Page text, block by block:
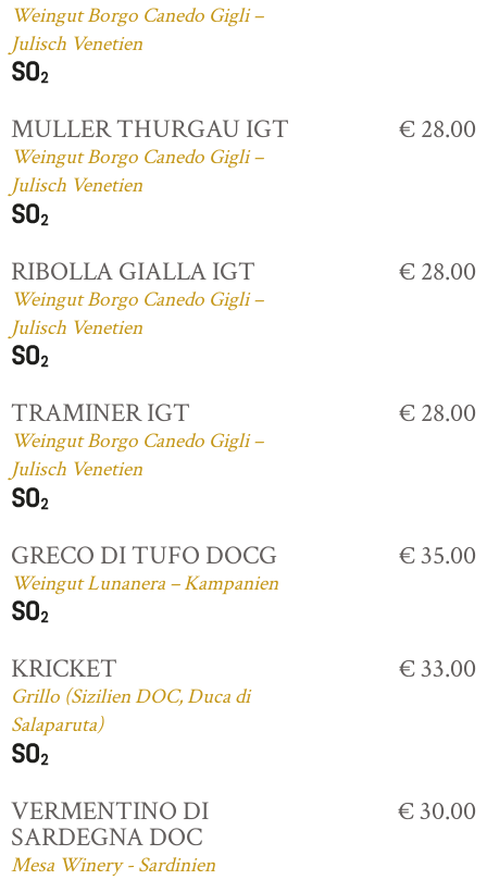
Weingut Borgo Canedo Gigli –
Julisch Venetien
MULLER THURGAU IGT
Weingut Borgo Canedo Gigli –
Julisch Venetien
€ 28.00
RIBOLLA GIALLA IGT
Weingut Borgo Canedo Gigli –
Julisch Venetien
€ 28.00
TRAMINER IGT
Weingut Borgo Canedo Gigli –
Julisch Venetien
€ 28.00
GRECO DI TUFO DOCG
Weingut Lunanera – Kampanien
€ 35.00
KRICKET
Grillo (Sizilien DOC, Duca di
Salaparuta)
€ 33.00
VERMENTINO DI
SARDEGNA DOC
Mesa Winery - Sardinien
€ 30.00